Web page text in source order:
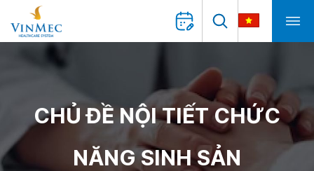
CHỦ ĐỀ NỘI TIẾT CHỨC
NĂNG SINH SẢN